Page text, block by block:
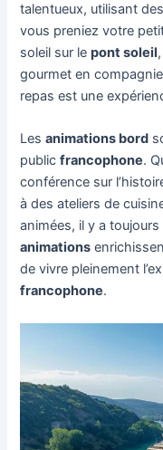
talentueux, utilisant
vous preniez votre
soleil sur lepont soleil
gourmet en
repas est une
Lesanimations bord
publicfrancophone.
conférence sur
à des ateliers de
animées, il y a
animations
de vivre pleinement
francophone.